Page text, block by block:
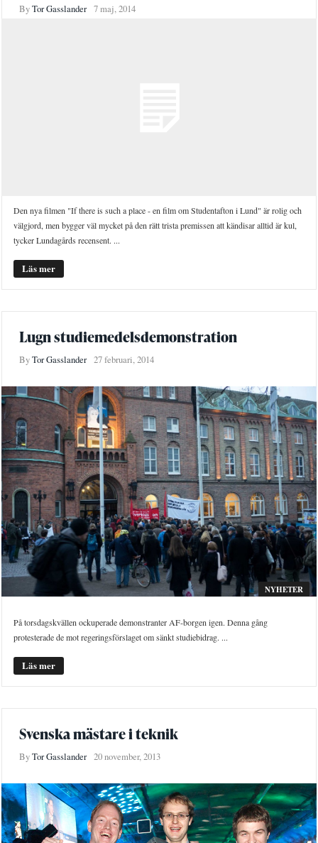
ByTor Gasslander 7 maj, 2014
Den nya filmen "If there is such a place - en film om Studentafton i Lund" är rolig och
välgjord, men bygger väl mycket på den rätt trista premissen att kändisar alltid är kul,
tycker Lundagårds recensent. ...
Läs mer
Lugn studiemedelsdemonstration
ByTor Gasslander 27 februari, 2014
NYHETER
På torsdagskvällen ockuperade demonstranter AF-borgen igen. Denna gång
protesterade de mot regeringsförslaget om sänkt studiebidrag. ...
Läs mer
Svenska mästare i teknik
ByTor Gasslander 20 november, 2013